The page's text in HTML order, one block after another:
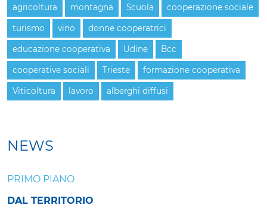
NEWS
PRIMO PIANO
DAL TERRITORIO
agricoltura montagna Scuola cooperazione sociale
turismo vino donne cooperatrici
educazione cooperativa Udine Bcc
cooperative sociali Trieste formazione cooperativa
Viticoltura lavoro alberghi diffusi